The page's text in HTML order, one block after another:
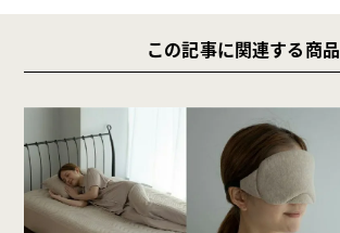
この記事に関連する商品